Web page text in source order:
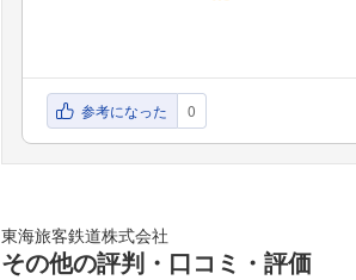
参考になった 0
東海旅客鉄道株式会社
その他の評判・口コミ・評価